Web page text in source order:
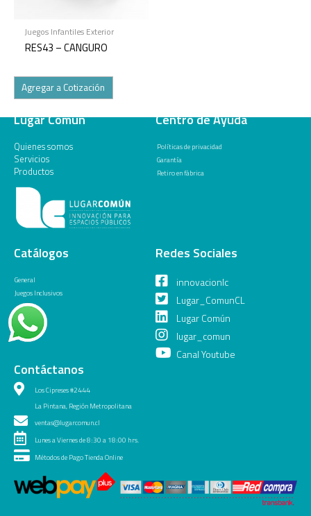
Juegos Infantiles Exterior
RES43 – CANGURO
Agregar a Cotización
Lugar Común
Quienes somos
Servicios
Productos
Centro de Ayuda
Políticas de privacidad
Garantía
Retiro en fábrica
Catálogos
General
Juegos Inclusivos
Redes Sociales
innovacionlc
Lugar_ComunCL
Lugar Común
lugar_comun
Canal Youtube
Contáctanos
Los Cipreses #2444
La Pintana, Región Metropolitana
ventas@lugarcomun.cl
Lunes a Viernes de 8:30 a 18:00 hrs.
Métodos de Pago Tienda Online